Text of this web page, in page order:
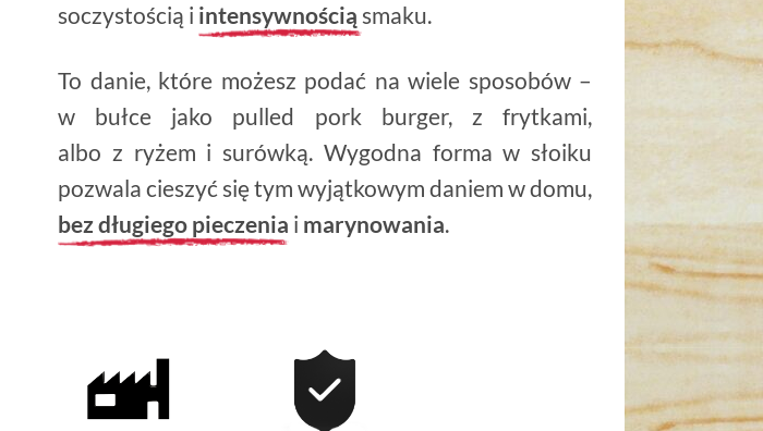
soczystością i intensywnością smaku.
To danie, które możesz podać na wiele sposobów –
w bułce jako pulled pork burger, z frytkami,
albo z ryżem i surówką. Wygodna forma w słoiku
pozwala cieszyć się tym wyjątkowym daniem w domu,
bez długiego pieczenia i marynowania.